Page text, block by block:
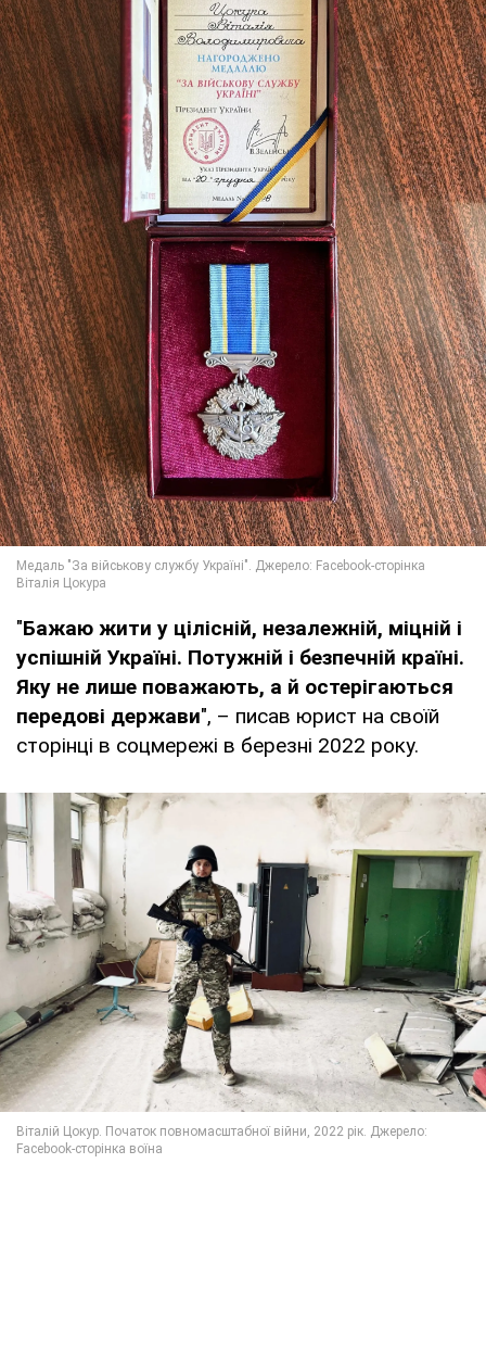
"Бажаю жити у цілісній, незалежній, міцній і
успішній Україні. Потужній і безпечній країні.
Яку не лише поважають, а й остерігаються
передові держави", – писав юрист на своїй
сторінці в соцмережі в березні 2022 року.